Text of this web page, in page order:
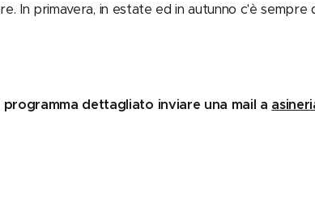
In primavera, in estate ed in autunno c'è sempre
dettagliato inviare una mail a